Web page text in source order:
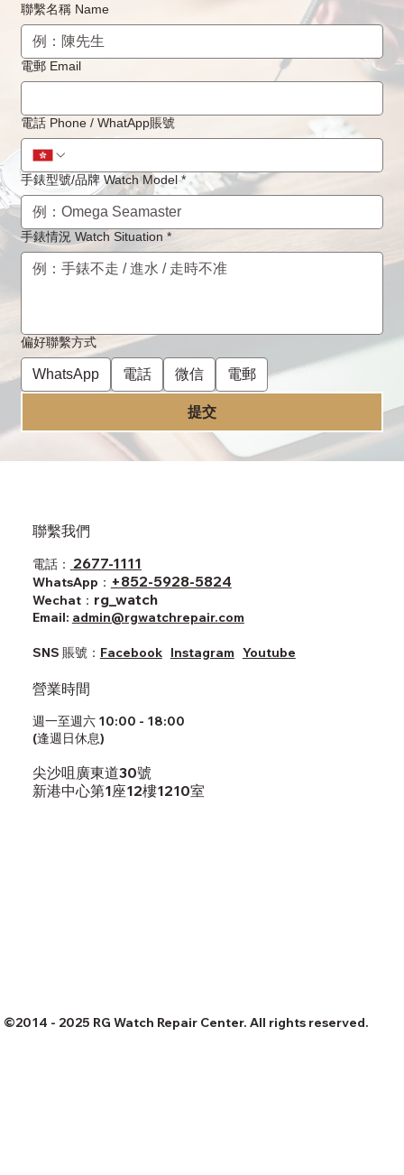
蕭邦 Chopard Happy Sport (278590-
3010) 淺藍色錶盤手錶維修與抹油保養指南
聯繫名稱 Name
電郵 Email
電話 Phone / WhatApp賬號
手錶型號/品牌 Watch Model *
手錶情況 Watch Situation *
偏好聯繫方式
WhatsApp 電話 微信 電郵
提交
聯繫我們
電話： 2677-1111
WhatsApp： +852-5928-5824
Wechat： rg_watch
Email: admin@rgwatchrepair.com
SNS ​賬號： Facebook Instagram Youtube
營業時間
週一至週六 10:00 - 18:00
(逢週日休息)
尖沙咀廣東道30號
新港中心第1座12樓1210室
©2014 - 2025 RG Watch Repair Center. All rights reserved.